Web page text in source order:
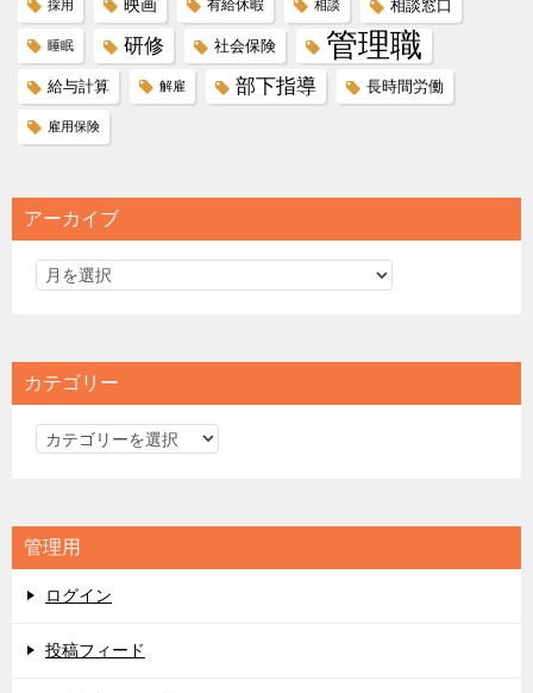
採用 映画 有給休暇 相談 相談窓口
睡眠 研修 社会保険 管理職
給与計算 解雇 部下指導 長時間労働
雇用保険
アーカイブ
カテゴリー
カ
リ
ー
管理用
ログイン
投稿フィード